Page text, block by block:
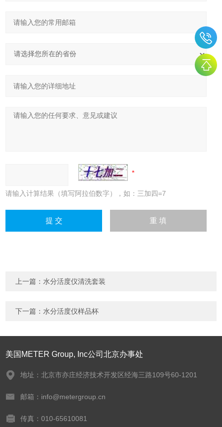
请输入计算结果（填写阿拉伯数字），如：三加四=7
上一篇： 水分活度仪清洗套装
下一篇： 水分活度仪样品杯
美国METER Group, Inc公司北京办事处
地址：北京市亦庄经济技术开发区经海三路109号60-1201
邮箱：info@metergroup.cn
传真：010-65610081